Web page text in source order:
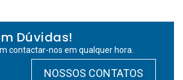
Dúvidas!
contactar-nos em qualquer hora.
NOSSOS CONTATOS